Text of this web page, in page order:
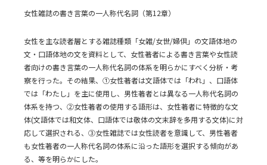
女性雑誌の書き言葉の一人称代名詞（第12章）
女性を主な読者層とする雑誌種類「女雑/女世/婦倶」の文語体地の
文・口語体地の文を資料として、女性著者による書き言葉や女性読
者向けの書き言葉の一人称代名詞の体系を明らかにすべく分析・考
察を行った。その結果、①女性著者は文語体では「われ」、口語体
では「わたし」を主に使用し、男性著者とは異なる一人称代名詞の
体系を持つ、②女性著者の使用する語形は、女性著者に特徴的な文
体(文語体では和文体、口語体では敬体の文末辞を多用する文体)に対
応して選択される、③女性雑誌では女性読者を意識して、男性著者
も女性著者の一人称代名詞の体系に沿った語形を選択する傾向があ
る、等を明らかにした。